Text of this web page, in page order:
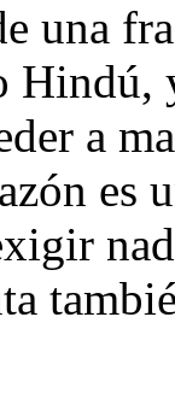
una
Hindú,
a
es